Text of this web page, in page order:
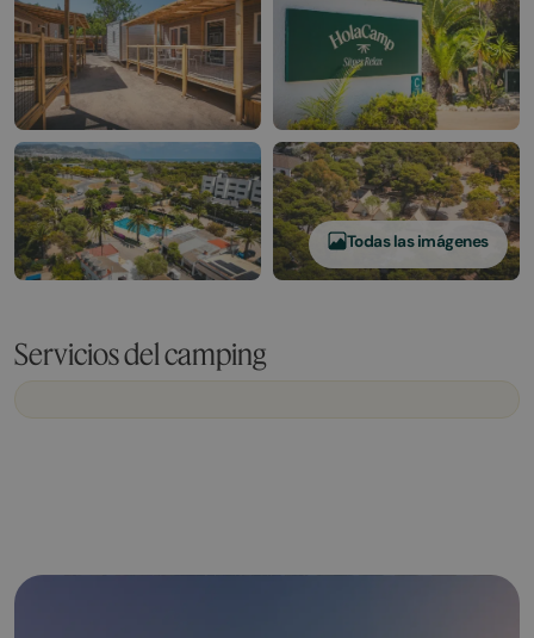
Todas las imágenes
Servicios del camping